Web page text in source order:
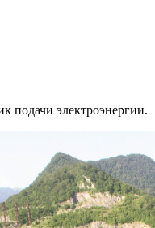
подачи электроэнергии.